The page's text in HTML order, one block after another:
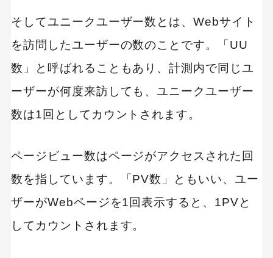
そしてユニークユーザー数とは、Webサイト
を訪問したユーザーの数のことです。「UU
数」と呼ばれることもあり、計測内で同じユ
ーザーが何度来訪しても、ユニークユーザー
数は1回としてカウントされます。
ページビュー数はページがアクセスされた回
数を指しています。「PV数」ともいい、ユー
ザーがWebページを1回表示すると、1PVと
してカウントされます。